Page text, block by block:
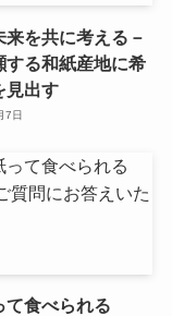
来を共に考える－
する和紙産地に希
見出す
7日
て食べられる